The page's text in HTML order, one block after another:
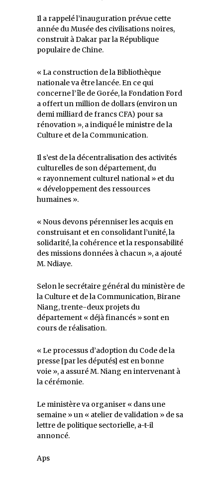
Il a rappelé l’inauguration prévue cette
année du Musée des civilisations noires,
construit à Dakar par la République
populaire de Chine.
« La construction de la Bibliothèque
nationale va être lancée. En ce qui
concerne l’île de Gorée, la Fondation Ford
a offert un million de dollars (environ un
demi milliard de francs CFA) pour sa
rénovation », a indiqué le ministre de la
Culture et de la Communication.
Il s’est de la décentralisation des activités
culturelles de son département, du
« rayonnement culturel national » et du
« développement des ressources
humaines ».
« Nous devons pérenniser les acquis en
construisant et en consolidant l’unité, la
solidarité, la cohérence et la responsabilité
des missions données à chacun », a ajouté
M. Ndiaye.
Selon le secrétaire général du ministère de
la Culture et de la Communication, Birane
Niang, trente-deux projets du
département « déjà financés » sont en
cours de réalisation.
« Le processus d’adoption du Code de la
presse [par les députés] est en bonne
voie », a assuré M. Niang en intervenant à
la cérémonie.
Le ministère va organiser « dans une
semaine » un « atelier de validation » de sa
lettre de politique sectorielle, a-t-il
annoncé.
Aps